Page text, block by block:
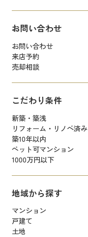
お問い合わせ
お問い合わせ
来店予約
売却相談
こだわり条件
新築・築浅
リフォーム・リノベ済み
築10年以内
ペット可マンション
1000万円以下
地域から探す
マンション
戸建て
土地